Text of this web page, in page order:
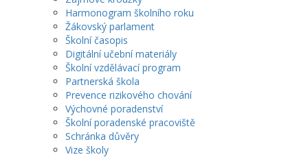
Harmonogram školního roku
Žákovský parlament
Školní časopis
Digitální učební materiály
Školní vzdělávací program
Partnerská škola
Prevence rizikového chování
Výchovné poradenství
Školní poradenské pracoviště
Schránka důvěry
Vize školy